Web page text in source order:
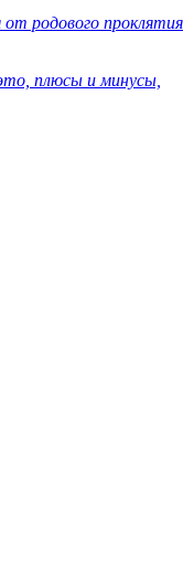
от родового проклятия
плюсы и минусы,